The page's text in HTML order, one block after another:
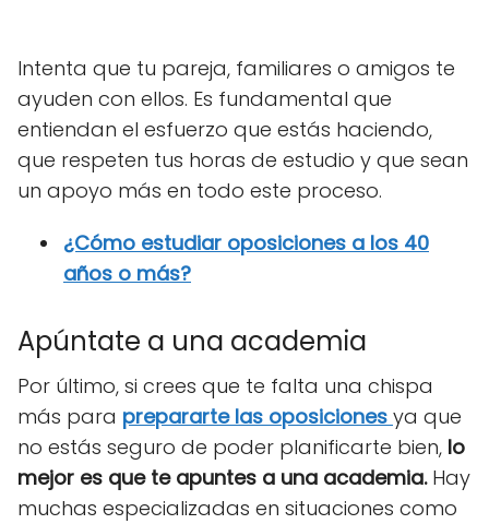
Intenta que tu pareja, familiares o amigos te
ayuden con ellos. Es fundamental que
entiendan el esfuerzo que estás haciendo,
que respeten tus horas de estudio y que sean
un apoyo más en todo este proceso.
¿Cómo estudiar oposiciones a los 40
años o más?
Apúntate a una academia
Por último, si crees que te falta una chispa
más para prepararte las oposiciones ya que
no estás seguro de poder planificarte bien, lo
mejor es que te apuntes a una academia.Hay
muchas especializadas en situaciones como